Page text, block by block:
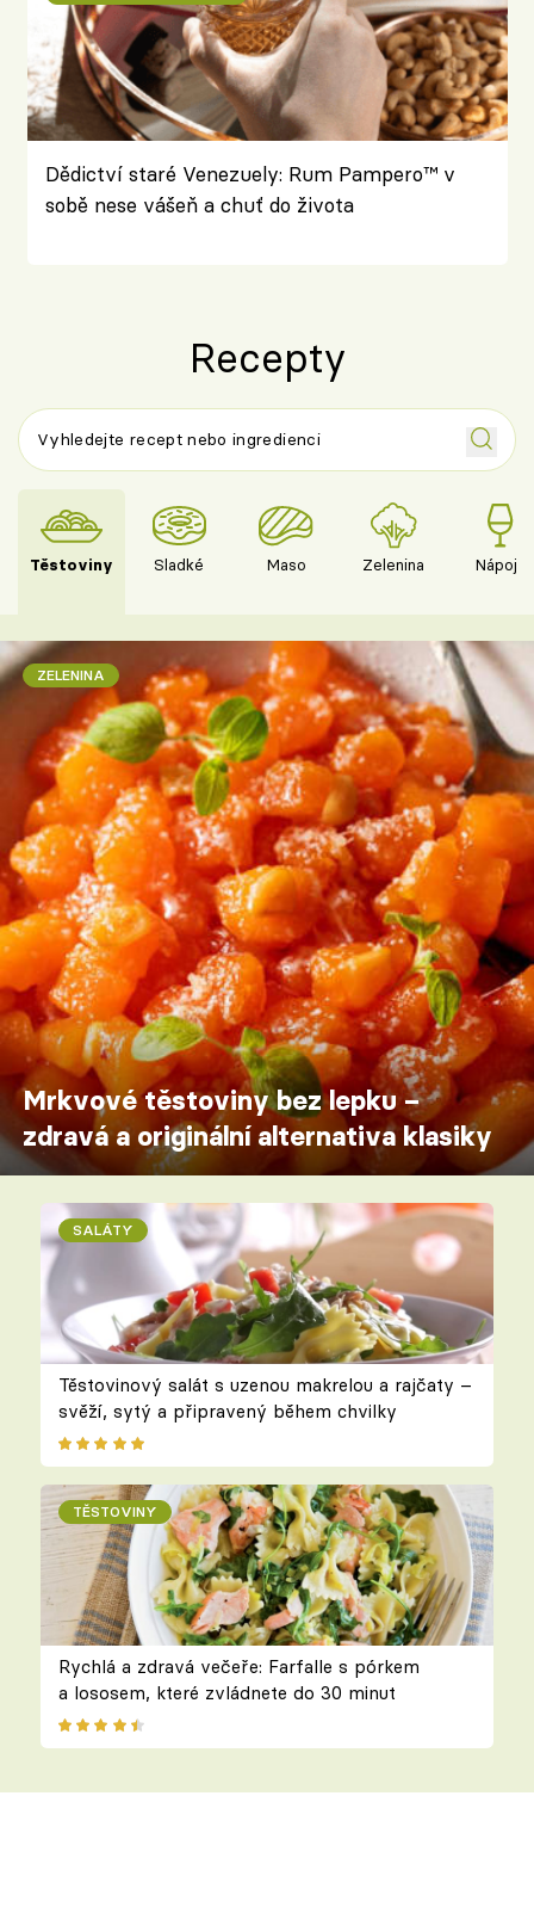
Dědictví staré Venezuely: Rum Pampero™ v
sobě nese vášeň a chuť do života
Recepty
Těstoviny Sladké Maso Zelenina Nápoje
ZELENINA
Mrkvové těstoviny bez lepku –
zdravá a originální alternativa klasiky
SALÁTY
Těstovinový salát s uzenou makrelou a rajčaty –
svěží, sytý a připravený během chvilky
TĚSTOVINY
Rychlá a zdravá večeře: Farfalle s pórkem
a lososem, které zvládnete do 30 minut